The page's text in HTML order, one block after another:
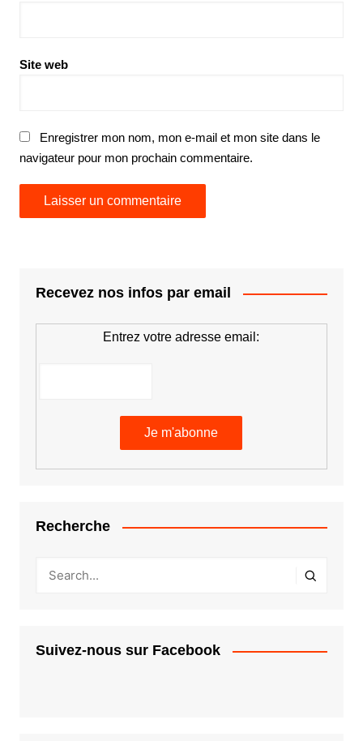
Site web
Enregistrer mon nom, mon e-mail et mon site dans le
navigateur pour mon prochain commentaire.
Recevez nos infos par email
Entrez votre adresse email:
Recherche
Suivez-nous sur Facebook